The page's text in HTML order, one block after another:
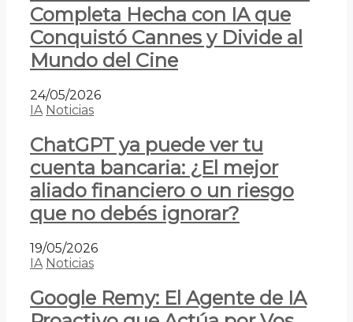
Completa Hecha con IA que
Conquistó Cannes y Divide al
Mundo del Cine
24/05/2026
IA Noticias
ChatGPT ya puede ver tu
cuenta bancaria: ¿El mejor
aliado financiero o un riesgo
que no debés ignorar?
19/05/2026
IA Noticias
Google Remy: El Agente de IA